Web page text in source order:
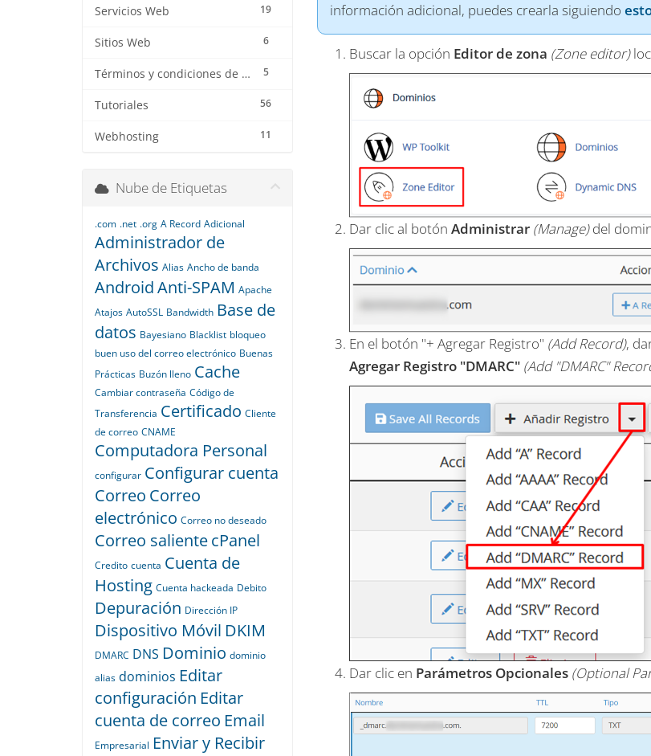
19
Servicios Web
6
Sitios Web
5
Términos y condiciones de los servicios
56
Tutoriales
11
Webhosting
información adicional, puedes crearla siguiendo
Buscar la opción Editor de zona (Zone editor)
Dar clic al botón Administrar (Manage)del
En el botón "+ Agregar Registro" (Add Record),
Agregar Registro "DMARC" (Add "DMARC"
Dar clic en Parámetros Opcionales (Optional
Nube de Etiquetas
.com .net .org A Record Adicional
Administrador de
Archivos Alias Ancho de banda
AndroidAnti-SPAM Apache
Atajos AutoSSL Bandwidth Base de
datos Bayesiano Blacklist bloqueo
buen uso del correo electrónico Buenas
Prácticas Buzón lleno Cache
Cambiar contraseña Código de
Transferencia Certificado Cliente
de correo CNAME
Computadora Personal
configurar Configurar cuenta
Correo Correo
electrónico Correo no deseado
Correo salientecPanel
Credito cuenta Cuenta de
Hosting Cuenta hackeada Debito
Depuración Dirección IP
Dispositivo Móvil DKIM
DMARC DNS Dominio dominio
alias dominios Editar
configuración Editar
cuenta de correo Email
Empresarial Enviar y Recibir